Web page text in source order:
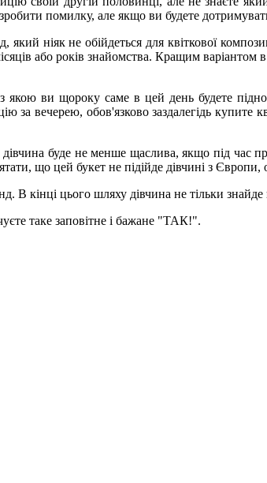
помилку, але якщо ви будете
ніяк не обійдеться для квіткової
або років знайомства. Кращим варіантом
ви щороку саме в цей день будете
вечерею, обов'язково заздалегідь купите
буде не менше щаслива, якщо під час
що цей букет не підійде дівчині з
В кінці цього шляху дівчина не тільки
таке заповітне і бажане "ТАК!".